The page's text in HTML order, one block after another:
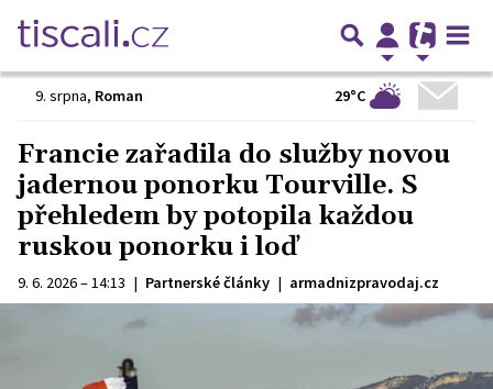
9. srpna, Roman 29°C
Francie zařadila do služby novou
jadernou ponorku Tourville. S
přehledem by potopila každou
ruskou ponorku i loď
9. 6. 2026 – 14:13 | Partnerské články | armadnizpravodaj.cz